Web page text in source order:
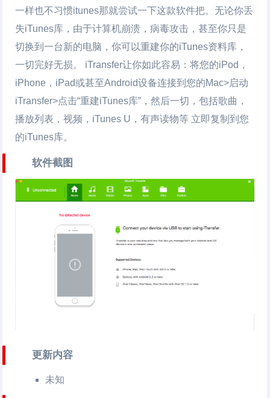
一样也不习惯itunes那就尝试一下这款软件把。无论你丢
失iTunes库，由于计算机崩溃，病毒攻击，甚至你只是
切换到一台新的电脑，你可以重建你的iTunes资料库，
一切完好无损。 iTransfer让你如此容易：将您的iPod，
iPhone，iPad或甚至Android设备连接到您的Mac>启动
iTransfer>点击“重建iTunes库”，然后一切，包括歌曲，
播放列表，视频，iTunes U，有声读物等 立即复制到您
的iTunes库。
软件截图
更新内容
未知